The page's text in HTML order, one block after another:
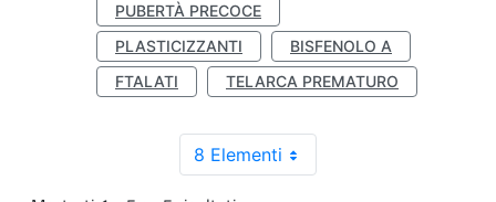
PUBERTÀ PRECOCE
PLASTICIZZANTI
BISFENOLO A
FTALATI
TELARCA PREMATURO
8 Elementi